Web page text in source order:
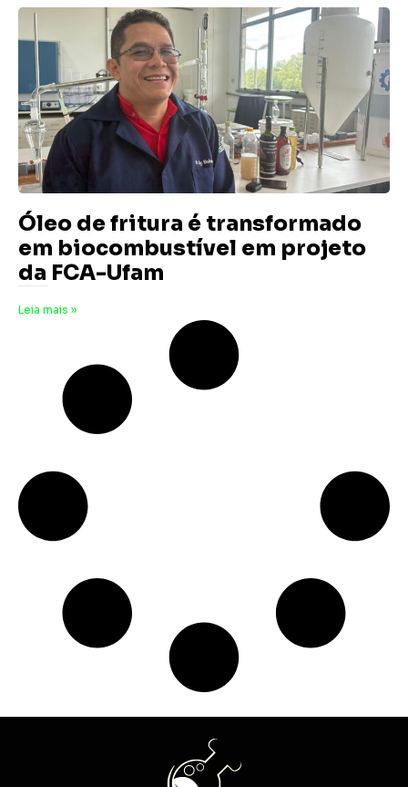
Óleo de fritura é transformado
em biocombustível em projeto
da FCA-Ufam
Leia mais »